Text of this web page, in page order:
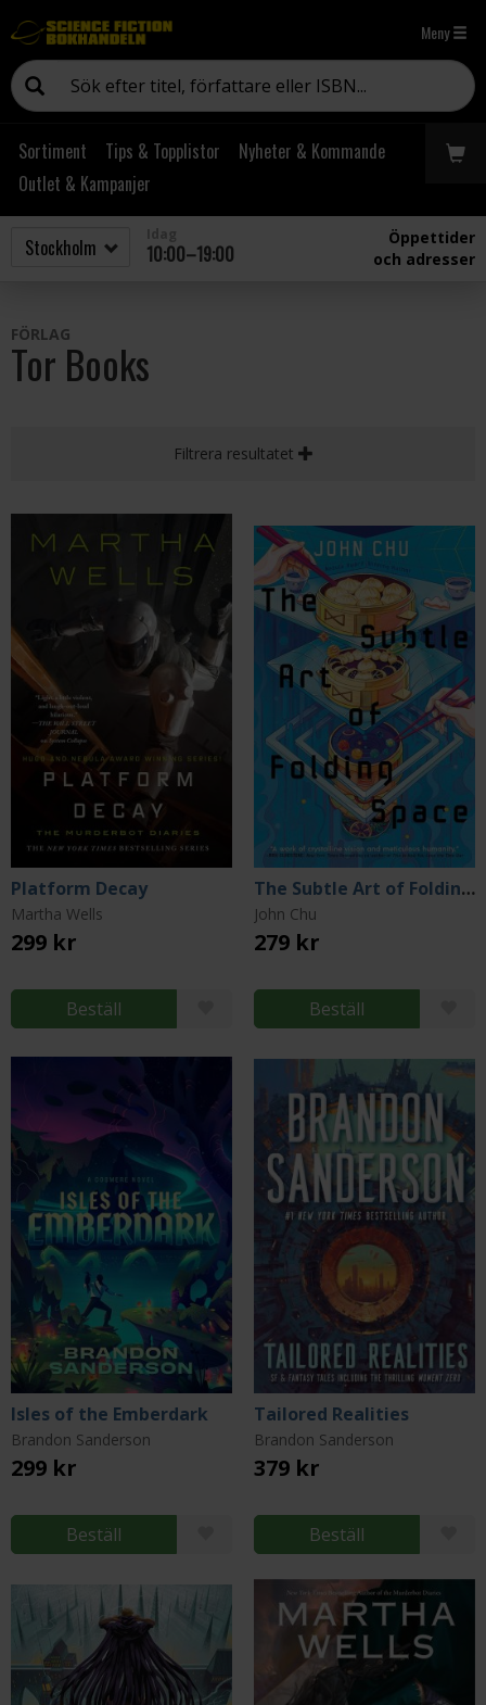
Meny
Sortiment Tips & Topplistor
Nyheter & Kommande
Outlet & Kampanjer
10:00–19:00
Öppettider
och adresser
FÖRLAG
Tor Books
Filtrera resultatet
Platform Decay
Martha Wells
299 kr
Beställ
The Subtle Art of Folding Space
John Chu
279 kr
Beställ
Isles of the Emberdark
Brandon Sanderson
299 kr
Beställ
Tailored Realities
Brandon Sanderson
379 kr
Beställ